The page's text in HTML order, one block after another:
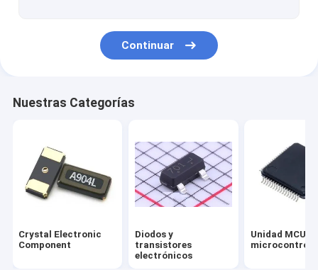
Servicio de la asamblea del PWB
Interruptor DIP de SMD
Herramientas del desarrollador
Sensores del componente electrónico
Continuar
Nuestras Categorías
Crystal Electronic
Component
Diodos y
transistores
electrónicos
Unidad MCU